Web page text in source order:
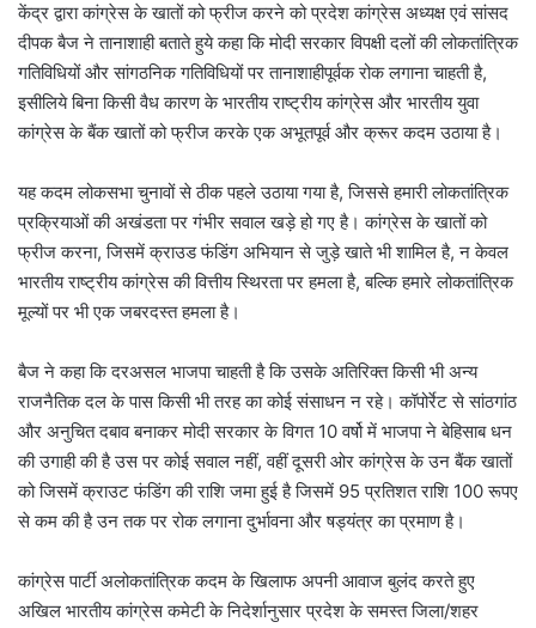
केंद्र द्वारा कांग्रेस के खातों को फ्रीज करने को प्रदेश कांग्रेस अध्यक्ष एवं सांसद
दीपक बैज ने तानाशाही बताते हुये कहा कि मोदी सरकार विपक्षी दलों की लोकतांत्रिक
गतिविधियों और सांगठनिक गतिविधियों पर तानाशाहीपूर्वक रोक लगाना चाहती है,
इसीलिये बिना किसी वैध कारण के भारतीय राष्ट्रीय कांग्रेस और भारतीय युवा
कांग्रेस के बैंक खातों को फ्रीज करके एक अभूतपूर्व और क्रूर कदम उठाया है।
यह कदम लोकसभा चुनावों से ठीक पहले उठाया गया है, जिससे हमारी लोकतांत्रिक
प्रक्रियाओं की अखंडता पर गंभीर सवाल खड़े हो गए है। कांग्रेस के खातों को
फ्रीज करना, जिसमें क्राउड फंडिंग अभियान से जुड़े खाते भी शामिल है, न केवल
भारतीय राष्ट्रीय कांग्रेस की वित्तीय स्थिरता पर हमला है, बल्कि हमारे लोकतांत्रिक
मूल्यों पर भी एक जबरदस्त हमला है।
बैज ने कहा कि दरअसल भाजपा चाहती है कि उसके अतिरिक्त किसी भी अन्य
राजनैतिक दल के पास किसी भी तरह का कोई संसाधन न रहे। कॉपोर्रेट से सांठगांठ
और अनुचित दबाव बनाकर मोदी सरकार के विगत 10 वर्षो में भाजपा ने बेहिसाब धन
की उगाही की है उस पर कोई सवाल नहीं, वहीं दूसरी ओर कांग्रेस के उन बैंक खातों
को जिसमें क्राउट फंडिंग की राशि जमा हुई है जिसमें 95 प्रतिशत राशि 100 रूपए
से कम की है उन तक पर रोक लगाना दुर्भावना और षड्यंत्र का प्रमाण है।
कांग्रेस पार्टी अलोकतांत्रिक कदम के खिलाफ अपनी आवाज बुलंद करते हुए
अखिल भारतीय कांग्रेस कमेटी के निदेर्शानुसार प्रदेश के समस्त जिला/शहर